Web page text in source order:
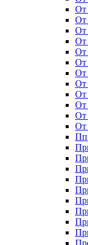
От
От
От
От
От
От
От
От
От
От
От
От